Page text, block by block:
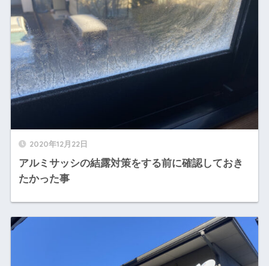
2020年12月22日
アルミサッシの結露対策をする前に確認しておき
たかった事